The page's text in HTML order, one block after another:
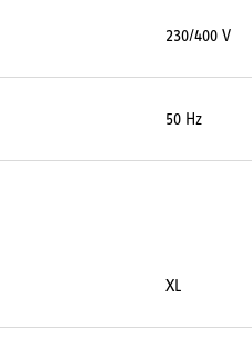
230/400 V
50 Hz
XL